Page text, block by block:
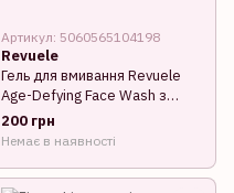
Артикул: 5060565104198
Revuele
Гель для вмивання Revuele
Age-Defying Face Wash з
екстрактом ківі 250 мл
200 грн
Немає в наявності